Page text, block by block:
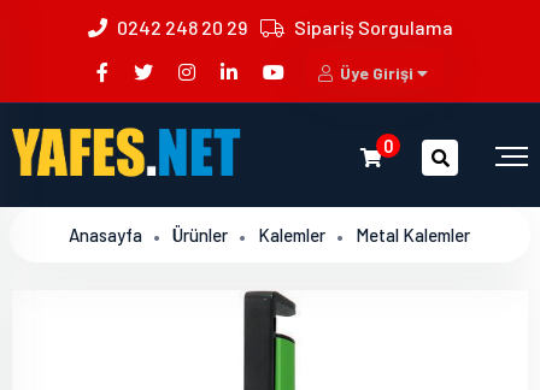
0242 248 20 29 Sipariş Sorgulama
Üye Girişi
0
Anasayfa Ürünler Kalemler Metal Kalemler